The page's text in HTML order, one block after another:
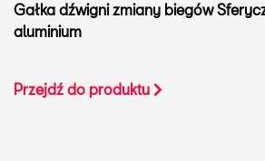
Gałka dźwigni zmiany biegów
aluminium
Przejdź do produktu